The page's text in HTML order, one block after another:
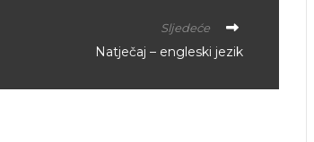
Sljedeće
Natječaj – engleski jezik